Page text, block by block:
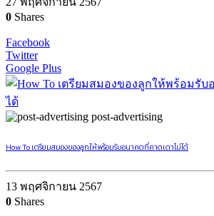
0 Shares
Facebook
Twitter
Google Plus
post-advertising
How To เตรียมสมองของลูกให้พร้อมรับอนาคตที่คาดเดาไม่ได้
13 พฤศจิกายน 2567
0 Shares